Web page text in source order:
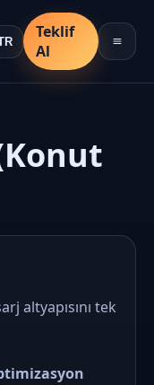
Teklif
Al
altyapısını tek